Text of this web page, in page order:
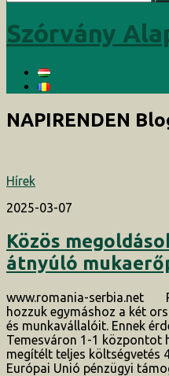
Szórvány
NAPIRENDEN
Hírek
2025-03-07
Közös
átnyúló
www.romania-serbia.net
hozzuk egymáshoz a két
és munkavállalóit. Ennek
Temesváron 1-1 központot
megítélt teljes költségvetés
Európai Unió pénzügyi